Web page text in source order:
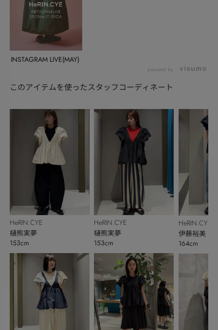
INSTAGRAM LIVE(MAY)
powered by
このアイテムを使ったスタッフコーディネート
HeRIN.CYE
樋熊実夢
153cm
HeRIN.CYE
樋熊実夢
153cm
HeRIN.CYE
伊藤裕美
164cm